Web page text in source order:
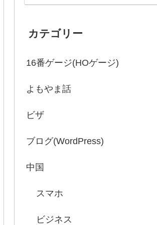
カテゴリー
16番ゲージ(HOゲージ)
よもやま話
ビザ
ブログ(WordPress)
中国
スマホ
ビジネス